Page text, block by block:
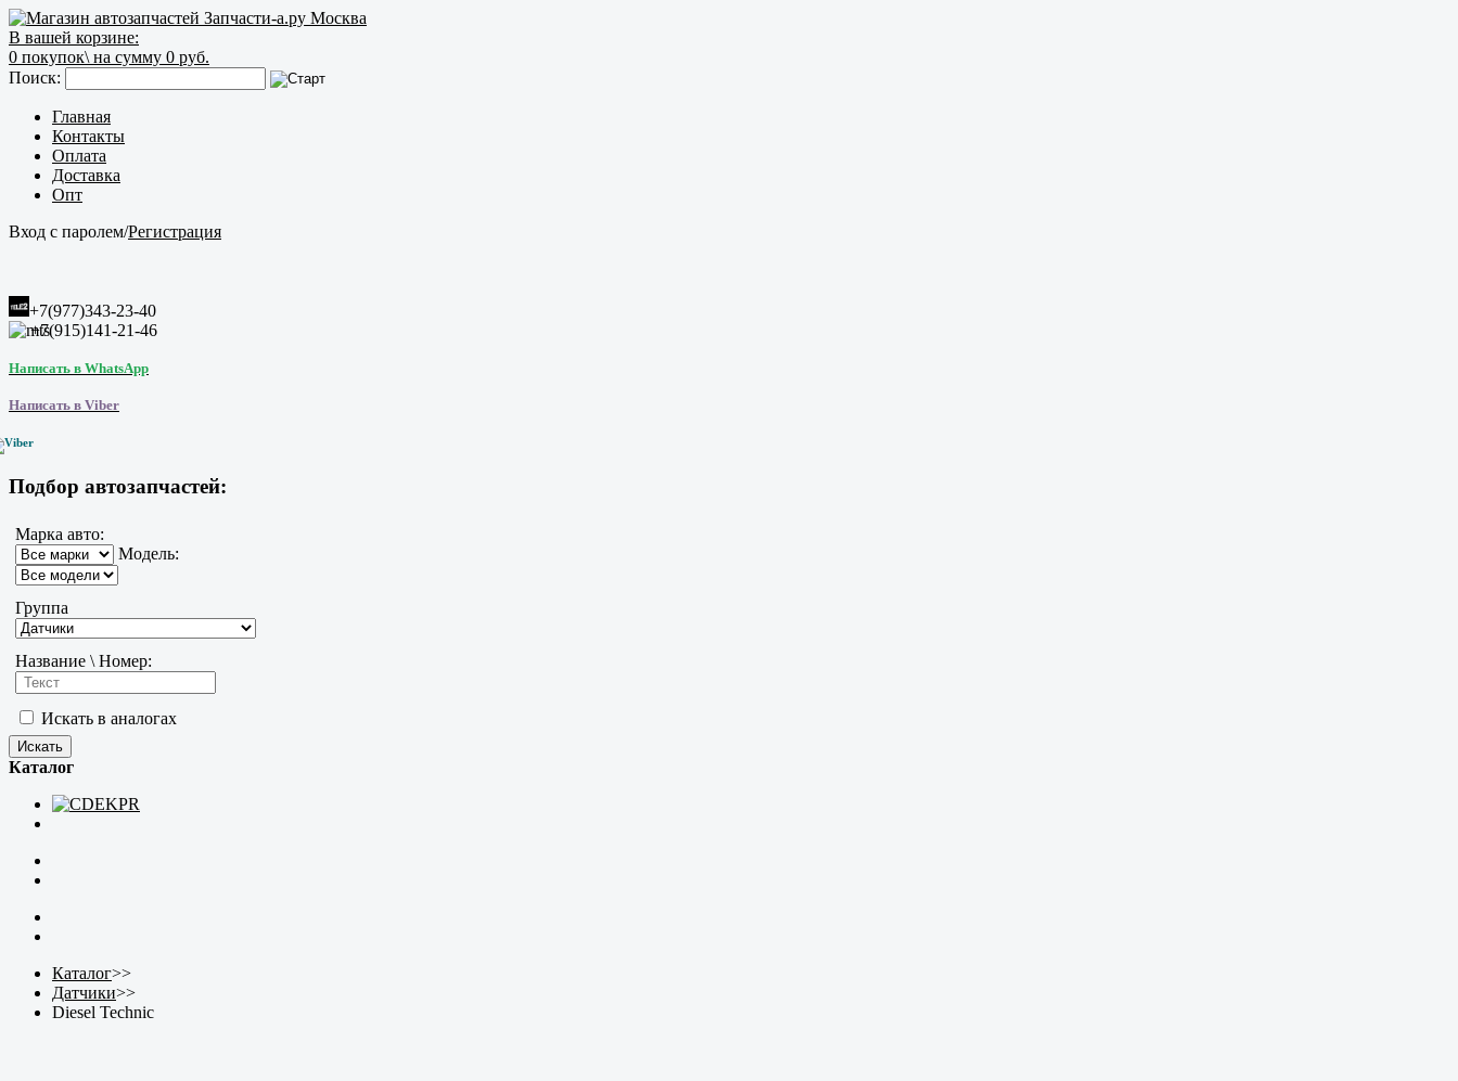
В вашей корзине:
0 покупок\ на сумму 0 руб.
Поиск:
Главная
Контакты
Оплата
Доставка
Опт
Вход с паролем/Регистрация
+7(977)343-23-40
+7(915)141-21-46
Написать в WhatsApp
Написать в Viber
Подбор автозапчастей:
Марка авто:
Модель:
Группа
Название \ Номер:
Искать в аналогах
Каталог
Каталог>>
Датчики>>
Diesel Technic